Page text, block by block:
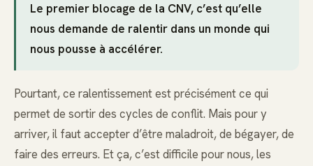
Le premier blocage de la CNV, c’est qu’elle
nous demande de ralentir dans un monde qui
nous pousse à accélérer.
Pourtant, ce ralentissement est précisément ce qui
permet de sortir des cycles de conflit. Mais pour y
arriver, il faut accepter d’être maladroit, de bégayer, de
faire des erreurs. Et ça, c’est difficile pour nous, les